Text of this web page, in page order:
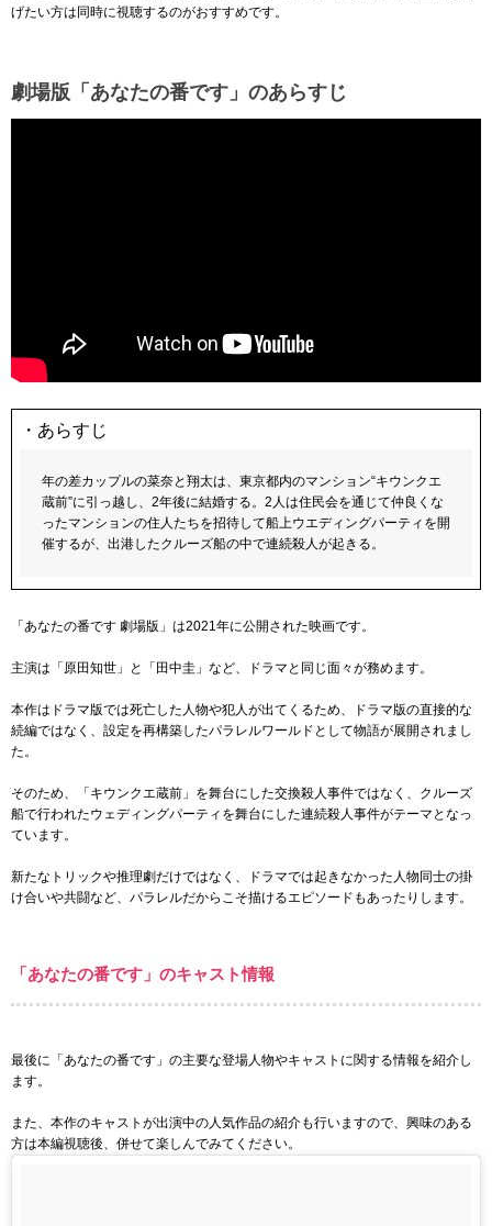
げたい方は同時に視聴するのがおすすめです。
劇場版「あなたの番です」のあらすじ
・あらすじ
年の差カップルの菜奈と翔太は、東京都内のマンション“キウンクエ
蔵前”に引っ越し、2年後に結婚する。2人は住民会を通じて仲良くな
ったマンションの住人たちを招待して船上ウエディングパーティを開
催するが、出港したクルーズ船の中で連続殺人が起きる。
「あなたの番です 劇場版」は2021年に公開された映画です。
主演は「原田知世」と「田中圭」など、ドラマと同じ面々が務めます。
本作はドラマ版では死亡した人物や犯人が出てくるため、ドラマ版の直接的な
続編ではなく、設定を再構築したパラレルワールドとして物語が展開されまし
た。
そのため、「キウンクエ蔵前」を舞台にした交換殺人事件ではなく、クルーズ
船で行われたウェディングパーティを舞台にした連続殺人事件がテーマとなっ
ています。
新たなトリックや推理劇だけではなく、ドラマでは起きなかった人物同士の掛
け合いや共闘など、パラレルだからこそ描けるエピソードもあったりします。
「あなたの番です」のキャスト情報
最後に「あなたの番です」の主要な登場人物やキャストに関する情報を紹介し
ます。
また、本作のキャストが出演中の人気作品の紹介も行いますので、興味のある
方は本編視聴後、併せて楽しんでみてください。